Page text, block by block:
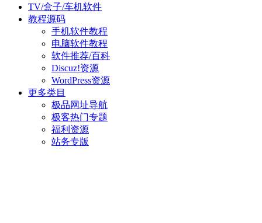
TV/盒子/车机软件
教程源码
手机软件教程
电脑软件教程
软件推荐/百科
Discuz!资源
WordPress资源
更多类目
极品网址导航
极客热门专题
福利资源
站务专版